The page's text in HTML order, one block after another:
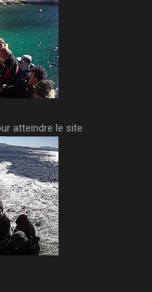
atteindre le site